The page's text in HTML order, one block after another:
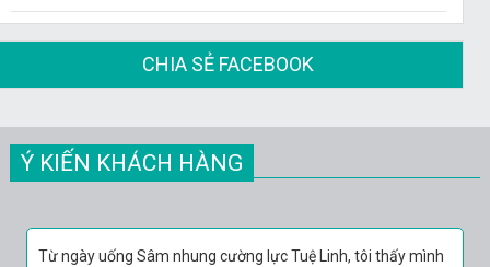
CHIA SẺ FACEBOOK
Ý KIẾN KHÁCH HÀNG
Đâu hơn 10 ngày thay đổi thì 2 vợ chồng thử lại. Nói là thử